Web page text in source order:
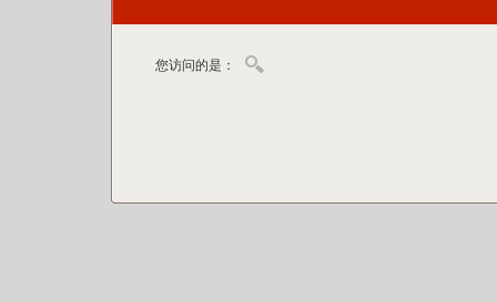
您访问的是：